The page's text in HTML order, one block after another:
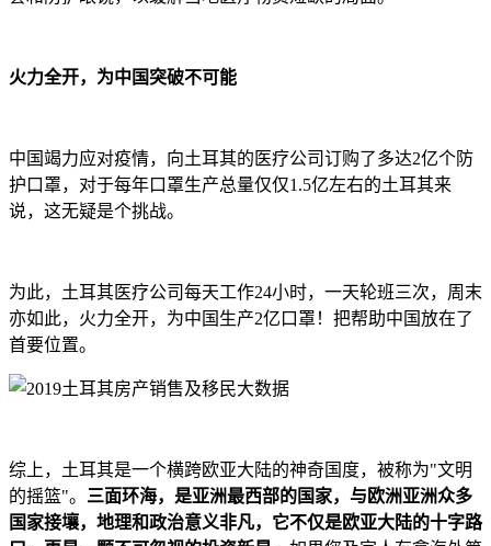
火力全开，为中国突破不可能
中国竭力应对疫情，向土耳其的医疗公司订购了多达2亿个防
护口罩，对于每年口罩生产总量仅仅1.5亿左右的土耳其来
说，这无疑是个挑战。
为此，土耳其医疗公司每天工作24小时，一天轮班三次，周末
亦如此，火力全开，为中国生产2亿口罩！把帮助中国放在了
首要位置。
综上，土耳其是一个横跨欧亚大陆的神奇国度，被称为"文明
的摇篮"。 三面环海，是亚洲最西部的国家，与欧洲亚洲众多
国家接壤，地理和政治意义非凡，它不仅是欧亚大陆的十字路